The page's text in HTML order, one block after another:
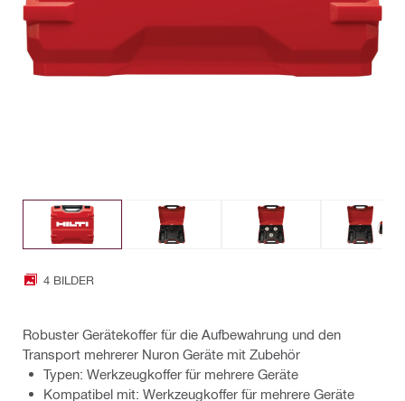
4 BILDER
Robuster Gerätekoffer für die Aufbewahrung und den
Transport mehrerer Nuron Geräte mit Zubehör
Typen: Werkzeugkoffer für mehrere Geräte
Kompatibel mit: Werkzeugkoffer für mehrere Geräte